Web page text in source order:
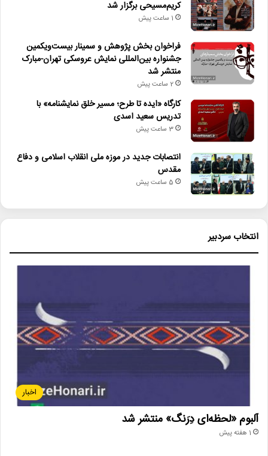
کریم‌مسیحی برگزار شد
1 ساعت پیش
فراخوان بخش پژوهش و سمینار بیست‌ویکمین
جشنواره بین‌المللی نمایش عروسکی تهران-مبارک
منتشر شد
2 ساعت پیش
کارگاه «ایده تا طرح؛ مسیر خلق نمایشنامه» با
تدریس سعید اسدی
3 ساعت پیش
انتصابات جدید در موزه ملی انقلاب اسلامی و دفاع
مقدس
5 ساعت پیش
انتخاب سردبیر
اخبار
آلبوم «لحظه‌ای دِرَنگ» منتشر شد
1 هفته پیش